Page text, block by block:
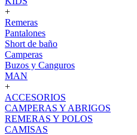
+
Remeras
Pantalones
Short de baño
Camperas
Buzos y Canguros
MAN
+
ACCESORIOS
CAMPERAS Y ABRIGOS
REMERAS Y POLOS
CAMISAS